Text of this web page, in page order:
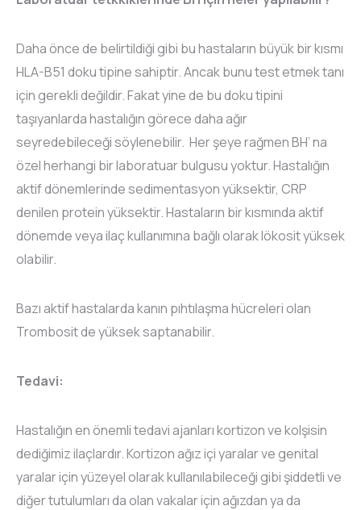
Daha önce de belirtildiği gibi bu hastaların büyük bir kısmı
HLA-B51 doku tipine sahiptir. Ancak bunu test etmek tanı
için gerekli değildir. Fakat yine de bu doku tipini
taşıyanlarda hastalığın görece daha ağır
seyredebileceği söylenebilir. Her şeye rağmen BH’ na
özel herhangi bir laboratuar bulgusu yoktur. Hastalığın
aktif dönemlerinde sedimentasyon yüksektir, CRP
denilen protein yüksektir. Hastaların bir kısmında aktif
dönemde veya ilaç kullanımına bağlı olarak lökosit yüksek
olabilir.
Bazı aktif hastalarda kanın pıhtılaşma hücreleri olan
Trombosit de yüksek saptanabilir.
Tedavi:
Hastalığın en önemli tedavi ajanları kortizon ve kolşisin
dediğimiz ilaçlardır. Kortizon ağız içi yaralar ve genital
yaralar için yüzeyel olarak kullanılabileceği gibi şiddetli ve
diğer tutulumları da olan vakalar için ağızdan ya da